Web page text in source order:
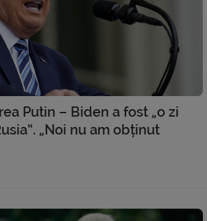
Putin – Biden a fost „o zi
„Noi nu am obținut